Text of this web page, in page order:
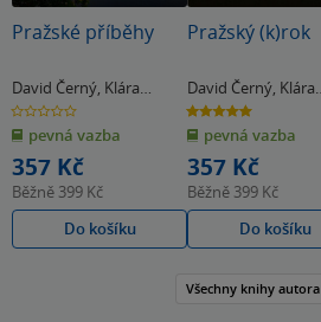
Pražské příběhy
David Černý Klára
Hašová
0.0
z
5
hvězdiček
pevná vazba
357 Kč
Běžně 399 Kč
Do košíku
Pražský (k)rok
David Černý Klára
Hašová
5.0
z
5
hvězdiček
pevná vazba
357 Kč
Běžně 399 Kč
Do košíku
Všechny knihy autora